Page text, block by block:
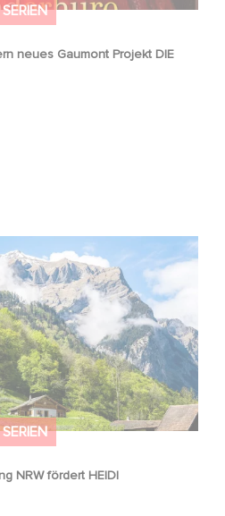
SERIEN
neues Gaumont Projekt DIE
SERIEN
NRW fördert HEIDI
NRW fördert HEIDI